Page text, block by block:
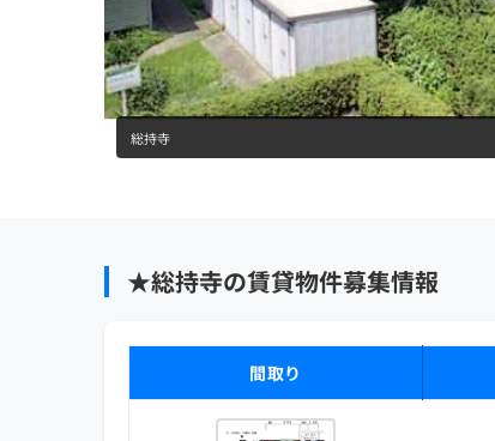
総持寺
★総持寺の賃貸物件募集情報
間取り